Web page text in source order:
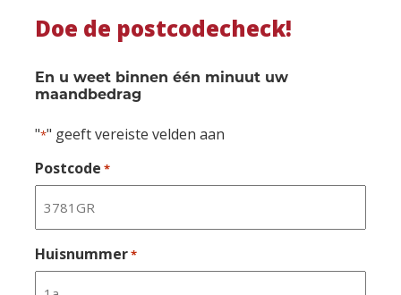
Doe de postcodecheck!
En u weet binnen één minuut uw
maandbedrag
"*" geeft vereiste velden aan
Postcode *
Huisnummer*